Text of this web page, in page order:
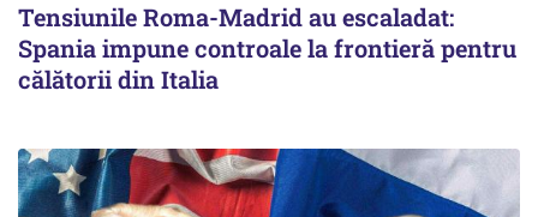
Tensiunile Roma-Madrid au escaladat:
Spania impune controale la frontieră pentru
călătorii din Italia